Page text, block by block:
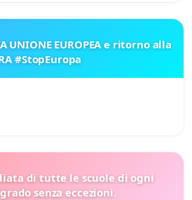
#StopEuropa
di tutte le scuole di ogni
senza eccezioni.